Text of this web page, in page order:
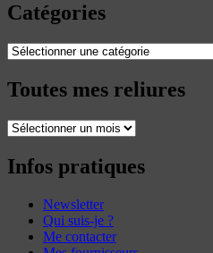
Catégories
Catégories
Toutes mes reliures
Toutes
reliures
Infos pratiques
Newsletter
Qui suis-je ?
Me contacter